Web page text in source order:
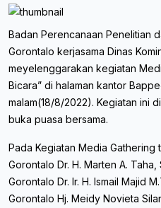
Badan Perencanaan Penelitian
Gorontalo kerjasama Dinas
meyelenggarakan kegiatan
Bicara” di halaman kantor
malam(18/8/2022). Kegiatan ini
buka puasa bersama.
Pada Kegiatan Media Gathering
Gorontalo Dr. H. Marten A. Taha,
Gorontalo Dr. Ir. H. Ismail Majid
Gorontalo Hj. Meidy Novieta